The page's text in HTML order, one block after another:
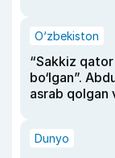
O‘zbekiston
“Sakkiz
bo‘lgan”.
asrab qolgan
Dunyo